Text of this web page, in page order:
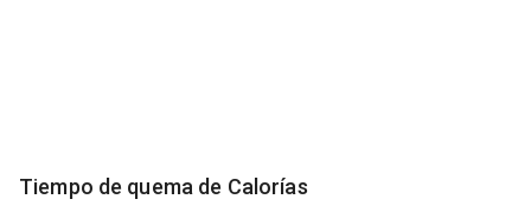
Tiempo de quema de Calorías